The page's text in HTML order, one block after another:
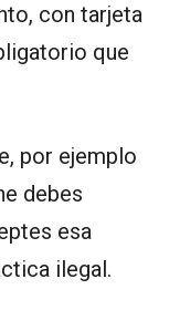
con tarjeta
que
por ejemplo
debes
esa
ilegal.